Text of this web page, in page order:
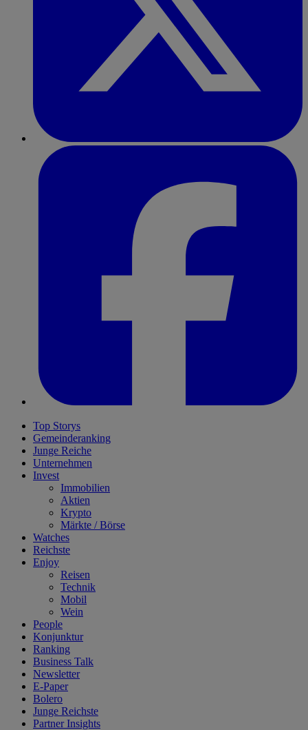
Top Storys
Gemeinderanking
Junge Reiche
Unternehmen
Invest
Immobilien
Aktien
Krypto
Märkte / Börse
Watches
Reichste
Enjoy
Reisen
Technik
Mobil
Wein
People
Konjunktur
Ranking
Business Talk
Newsletter
E-Paper
Bolero
Junge Reichste
Partner Insights